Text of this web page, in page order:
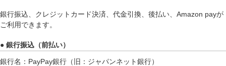
銀行振込、クレジットカード決済、代金引換、後払い、Amazon payが
ご利用できます。
● 銀行振込（前払い）
銀行名：PayPay銀行（旧：ジャパンネット銀行）